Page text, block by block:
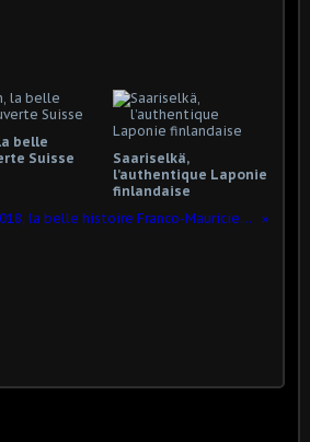
belle
Suisse
Saariselkä,
l’authentique Laponie
finlandaise
ÖtillÖ 2018, la belle histoire Franco-Mauricienne